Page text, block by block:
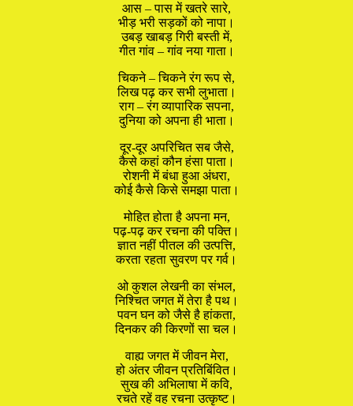
आस – पास में खतरे सारे,
भीड़ भरी सड़कों को नापा।
उबड़ खाबड़ गिरी बस्ती में,
गीत गांव – गांव नया गाता।
चिकने – चिकने रंग रूप से,
लिख पढ़ कर सभी लुभाता।
राग – रंग व्यापारिक सपना,
दुनिया को अपना ही भाता।
दूर-दूर अपरिचित सब जैसे,
कैसे कहां कौन हंसा पाता।
रोशनी में बंधा हुआ अंधरा,
कोई कैसे किसे समझा पाता।
मोहित होता है अपना मन,
पढ़-पढ़ कर रचना की पक्ति।
ज्ञात नहीं पीतल की उत्पत्ति,
करता रहता सुवरण पर गर्व।
ओ कुशल लेखनी का संभल,
निश्चित जगत में तेरा है पथ।
पवन घन को जैसे है हांकता,
दिनकर की किरणों सा चल।
वाह्य जगत में जीवन मेरा,
हो अंतर जीवन प्रतिबिंवित।
सुख की अभिलाषा में कवि,
रचते रहें वह रचना उत्कृष्ट।